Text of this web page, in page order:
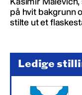
på hvit bakgrunn
stilte ut et
Ledige